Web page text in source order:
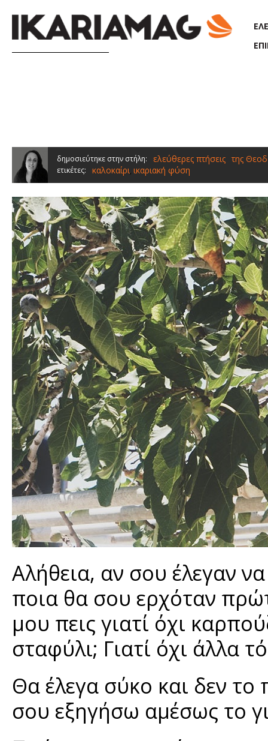
δημοσιεύτηκε στην στήλη: ελεύθερες πτήσεις της
ετικέτες: καλοκαίρι, ικαριακή φύση
Αλήθεια, αν σου έλεγαν
ποια θα σου ερχόταν
μου πεις γιατί όχι
σταφύλι; Γιατί όχι άλλα
Θα έλεγα σύκο και δεν το
σου εξηγήσω αμέσως το